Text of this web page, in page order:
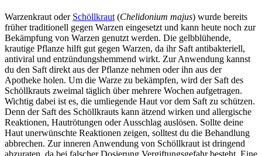
Warzenkraut oder Schöllkraut(Chelidonium majus) wurde bereits
früher traditionell gegen Warzen eingesetzt und kann heute noch zur
Bekämpfung von Warzen genutzt werden. Die gelbblühende,
krautige Pflanze hilft gut gegen Warzen, da ihr Saft antibakteriell,
antiviral und entzündungshemmend wirkt. Zur Anwendung kannst
du den Saft direkt aus der Pflanze nehmen oder ihn aus der
Apotheke holen. Um die Warze zu bekämpfen, wird der Saft des
Schöllkrauts zweimal täglich über mehrere Wochen aufgetragen.
Wichtig dabei ist es, die umliegende Haut vor dem Saft zu schützen.
Denn der Saft des Schöllkrauts kann ätzend wirken und allergische
Reaktionen, Hautrötungen oder Ausschlag auslösen. Sollte deine
Haut unerwünschte Reaktionen zeigen, solltest du die Behandlung
abbrechen. Zur inneren Anwendung von Schöllkraut ist dringend